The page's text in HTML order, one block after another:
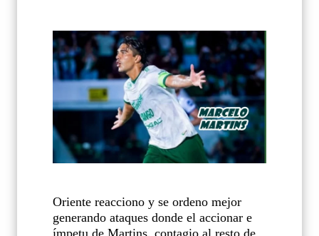
Oriente reacciono y se ordeno mejor
generando ataques donde el accionar e
ímpetu de Martins, contagio al resto de